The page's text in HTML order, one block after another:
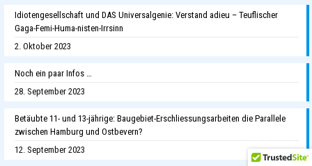
Idiotengesellschaft und DAS Universalgenie: Verstand adieu – Teuflischer
Gaga-Femi-Huma-nisten-Irrsinn
2. Oktober 2023
Noch ein paar Infos …
28. September 2023
Betäubte 11- und 13-jährige: Baugebiet-Erschliessungsarbeiten die Parallele
zwischen Hamburg und Ostbevern?
12. September 2023